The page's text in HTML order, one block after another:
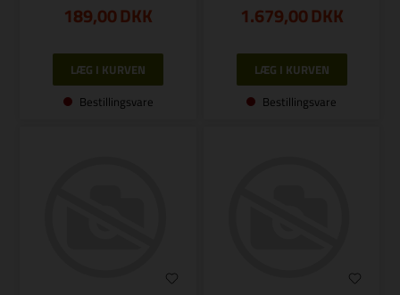
189,00DKK
Bestillingsvare
1.679,00DKK
Bestillingsvare